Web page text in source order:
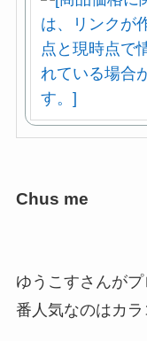
Chus me
ゆうこすさんが
番人気なのはカラ